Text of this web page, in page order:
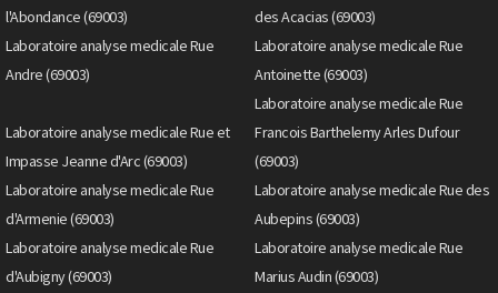
l'Abondance (69003)
des Acacias (69003)
Laboratoire analyse medicale Rue
Andre (69003)
Laboratoire analyse medicale Rue
Antoinette (69003)
Laboratoire analyse medicale Rue et
Impasse Jeanne d'Arc (69003)
Laboratoire analyse medicale Rue
Francois Barthelemy Arles Dufour
(69003)
Laboratoire analyse medicale Rue
d'Armenie (69003)
Laboratoire analyse medicale Rue des
Aubepins (69003)
Laboratoire analyse medicale Rue
d'Aubigny (69003)
Laboratoire analyse medicale Rue
Marius Audin (69003)